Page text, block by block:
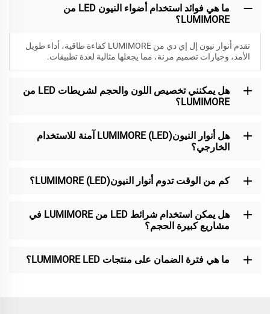
ما هي فوائد استخدام أضواء النيون LED من
LUMIMORE؟
تقدم أنوار نيون إل إي دي من LUMIMORE كفاءة طاقية، أداء طويل
الأمد، وخيارات تصميم مرنة، مما يجعلها مثالية لعدة تطبيقات.
هل يمكنني تخصيص اللون والحجم لشريطات LED من
LUMIMORE؟
هل أنوار النيون(LED) LUMIMORE آمنة للاستخدام
الخارجي؟
كم من الوقت تدوم أنوار النيون(LED) LUMIMORE؟
هل يمكن استخدام شرائط LED من LUMIMORE في
مشاريع كبيرة الحجم؟
ما هي فترة الضمان على منتجات LUMIMORE LED؟